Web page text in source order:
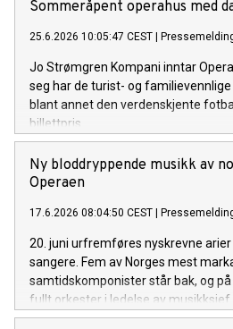
Sommeråpent operahus med
25.6.2026 10:05:47 CEST |
Jo Strømgren Kompani inntar
seg har de turist- og
blant annet den verdenskjente
billettpris.
Ny bloddryppende musikk av
Operaen
17.6.2026 08:04:50 CEST |
20. juni urfremføres nyskrevne
sangere. Fem av Norges mest
samtidskomponister står bak, og
fullt orkester i ledelse av musikksjef